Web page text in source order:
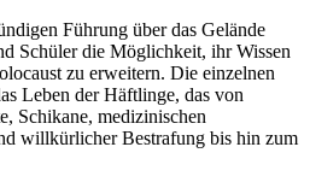
Führung über das Gelände
Schüler die Möglichkeit, ihr Wissen
zu erweitern. Die einzelnen
Leben der Häftlinge, das von
Schikane, medizinischen
willkürlicher Bestrafung bis hin zum